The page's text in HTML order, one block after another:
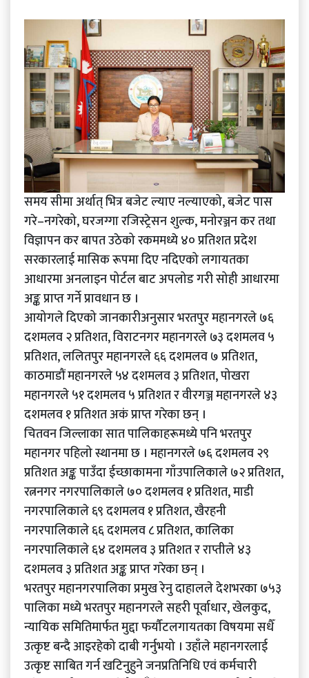
समय सीमा अर्थात् भित्र बजेट ल्याए नल्याएको, बजेट पास
गरे–नगरेको, घरजग्गा रजिस्ट्रेसन शुल्क, मनोरञ्जन कर तथा
विज्ञापन कर बापत उठेको रकममध्ये ४० प्रतिशत प्रदेश
सरकारलाई मासिक रूपमा दिए नदिएको लगायतका
आधारमा अनलाइन पोर्टल बाट अपलोड गरी सोही आधारमा
अङ्क प्राप्त गर्ने प्रावधान छ ।
आयोगले दिएको जानकारीअनुसार भरतपुर महानगरले ७६
दशमलव २ प्रतिशत, विराटनगर महानगरले ७३ दशमलव ५
प्रतिशत, ललितपुर महानगरले ६६ दशमलव ७ प्रतिशत,
काठमाडौं महानगरले ५४ दशमलव ३ प्रतिशत, पोखरा
महानगरले ५१ दशमलव ५ प्रतिशत र वीरगञ्ज महानगरले ४३
दशमलव १ प्रतिशत अकं प्राप्त गरेका छन् ।
चितवन जिल्लाका सात पालिकाहरूमध्ये पनि भरतपुर
महानगर पहिलो स्थानमा छ । महानगरले ७६ दशमलव २९
प्रतिशत अङ्क पाउँदा ईच्छाकामना गाँउपालिकाले ७२ प्रतिशत,
रत्ननगर नगरपालिकाले ७० दशमलव १ प्रतिशत, माडी
नगरपालिकाले ६९ दशमलव १ प्रतिशत, खैरहनी
नगरपालिकाले ६६ दशमलव ८ प्रतिशत, कालिका
नगरपालिकाले ६४ दशमलव ३ प्रतिशत र राप्तीले ४३
दशमलव ३ प्रतिशत अङ्क प्राप्त गरेका छन् ।
भरतपुर महानगरपालिका प्रमुख रेनु दाहालले देशभरका ७५३
पालिका मध्ये भरतपुर महानगरले सहरी पूर्वाधार, खेलकुद,
न्यायिक समितिमार्फत मुद्दा फर्यौटलगायतका विषयमा सधैँ
उत्कृष्ट बन्दै आइरहेको दाबी गर्नुभयो । उहाँले महानगरलाई
उत्कृष्ट साबित गर्न खटिनुहुने जनप्रतिनिधि एवं कर्मचारी